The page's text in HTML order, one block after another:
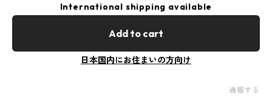
International shipping available
Add to cart
日本国内にお住まいの方向け
通報する